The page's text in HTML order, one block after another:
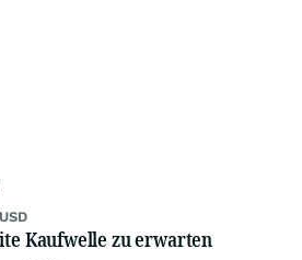
Kaufwelle zu erwarten